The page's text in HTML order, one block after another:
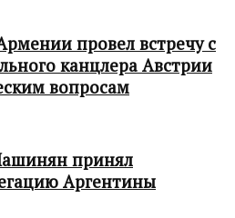
провел встречу с
канцлера Австрии
вопросам
принял
Аргентины